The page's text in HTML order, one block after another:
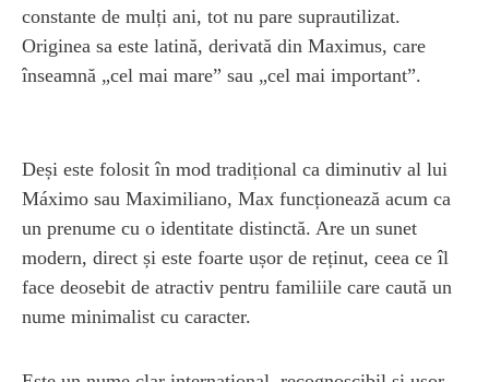
constante de mulți ani, tot nu pare suprautilizat.
Originea sa este latină, derivată din Maximus, care
înseamnă „cel mai mare” sau „cel mai important”.
Deși este folosit în mod tradițional ca diminutiv al lui
Máximo sau Maximiliano, Max funcționează acum ca
un prenume cu o identitate distinctă. Are un sunet
modern, direct și este foarte ușor de reținut, ceea ce îl
face deosebit de atractiv pentru familiile care caută un
nume minimalist cu caracter.